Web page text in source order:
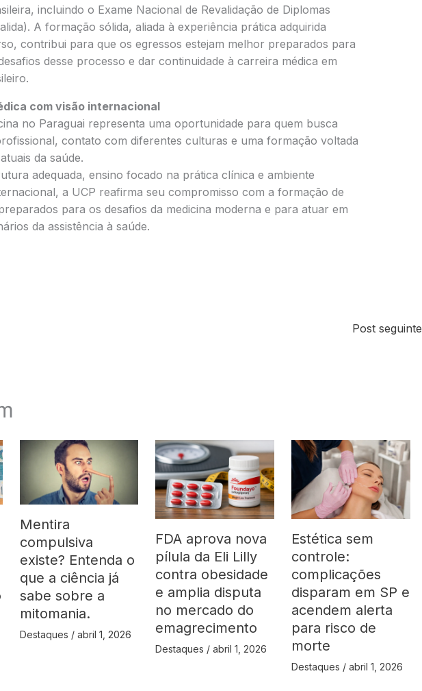
incluindo o Exame Nacional de Revalidação de Diplomas
A formação sólida, aliada à experiência prática adquirida
contribui para que os egressos estejam melhor preparados para
desse processo e dar continuidade à carreira médica em
com visão internacional
no Paraguai representa uma oportunidade para quem busca
contato com diferentes culturas e uma formação voltada
da saúde.
adequada, ensino focado na prática clínica e ambiente
a UCP reafirma seu compromisso com a formação de
para os desafios da medicina moderna e para atuar em
da assistência à saúde.
Post seguinte
Mentira
compulsiva
existe? Entenda o
que a ciência já
sabe sobre a
mitomania.
Destaques / abril 1, 2026
FDA aprova nova
pílula da Eli Lilly
contra obesidade
e amplia disputa
no mercado do
emagrecimento
Destaques /abril 1, 2026
Estética sem
controle:
complicações
disparam em SP e
acendem alerta
para risco de
morte
Destaques /abril 1, 2026